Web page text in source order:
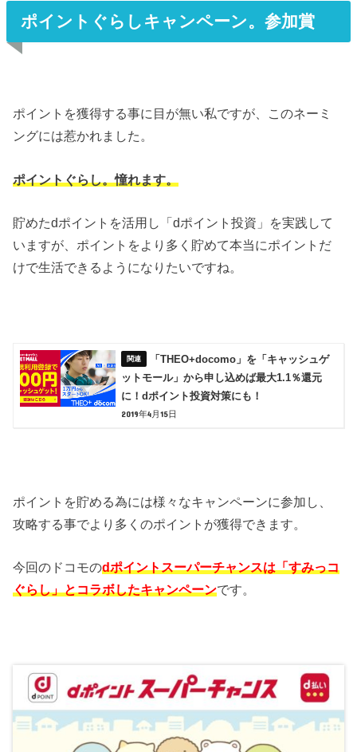
ポイントぐらしキャンペーン。参加賞
ポイントを獲得する事に目が無い私ですが、このネーミ
ングには惹かれました。
ポイントぐらし。憧れます。
貯めたdポイントを活用し「dポイント投資」を実践して
いますが、ポイントをより多く貯めて本当にポイントだ
けで生活できるようになりたいですね。
「THEO+docomo」を「キャッシュゲ
ットモール」から申し込めば最大1.1％還元
に！dポイント投資対策にも！
2019年4月15日
ポイントを貯める為には様々なキャンペーンに参加し、
攻略する事でより多くのポイントが獲得できます。
今回のドコモのdポイントスーパーチャンスは「すみっコ
ぐらし」とコラボしたキャンペーンです。